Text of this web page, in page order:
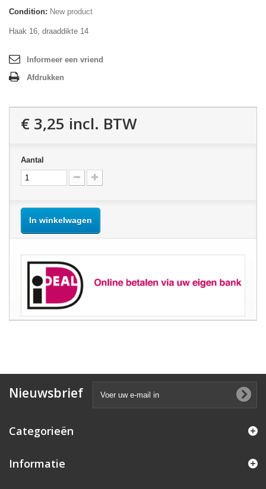
Condition: New product
Haak 16, draaddikte 14
Informeer een vriend
Afdrukken
€ 3,25 incl. BTW
Aantal
In winkelwagen
Nieuwsbrief
Categorieën
Informatie